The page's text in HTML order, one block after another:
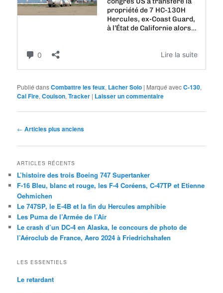
Publié dansCombattre les feux, Lâcher Solo | Marqué avecC-130,
Cal Fire,Coulson,Tracker | Laisser un commentaire
Navigation
articles
← Articles plus anciens
ARTICLES RÉCENTS
L’histoire des trois Boeing 747 Supertanker
F-16 Bleu, blanc et rouge, les F-4 Coréens, C-47TP et Etienne
Oehmichen
Le 747SP, le E-4B et la fin du Hercules amphibie
Les Puma de l’Armée de l’Air
Le crash d’un DC-4 en Alaska, le concours de photo de
l’Aéroclub de France, Aero 2024 à Friedrichshafen
LES ESSENTIELS
Le retardant